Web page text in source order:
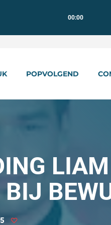
00:00
POPVOLGEND
BIJ